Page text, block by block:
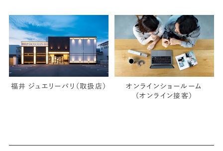
福井 ジュエリーパリ（取扱店）
オンラインショールーム
（オンライン接客）